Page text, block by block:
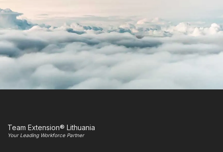
Team Extension® Lithuania
Your Leading Workforce Partner